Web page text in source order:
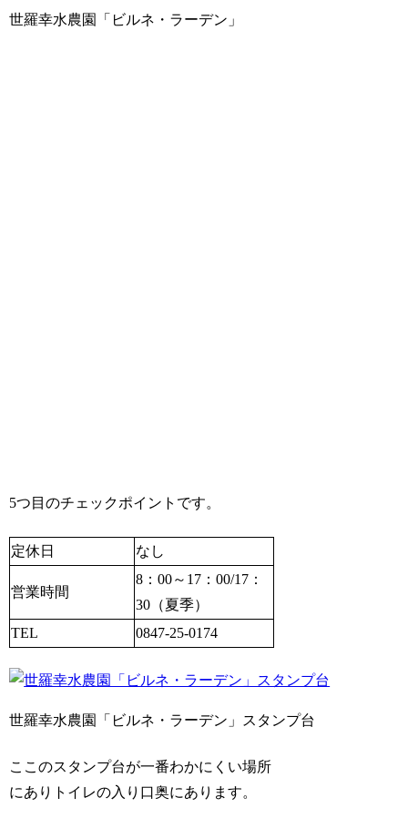
世羅幸水農園「ビルネ・ラーデン」
5つ目のチェックポイントです。
定休日 なし
営業時間
8：00～17：00/17：
30（夏季）
TEL
0847-25-0174
世羅幸水農園「ビルネ・ラーデン」スタンプ台
ここのスタンプ台が一番わかにくい場所
にありトイレの入り口奥にあります。